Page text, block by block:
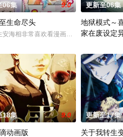
引幽灵的特殊体质，从旁协助知名灵能
06集 9.0
生命尽头
安海相非常喜欢看漫画，尤其是 ☆野0 的
更新至06集
地狱模式～
家在废设定
18集 9.0
动画版
更新至17集
关于我转生